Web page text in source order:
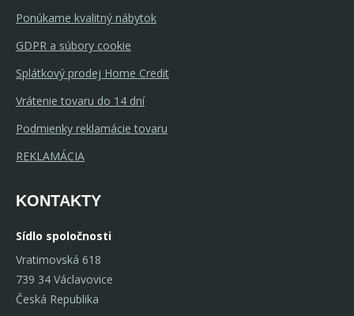
Ponúkame kvalitný nábytok
GDPR a súbory cookie
Splátkový prodej Home Credit
Vrátenie tovaru do 14 dní
Podmienky reklamácie tovaru
REKLAMÁCIA
KONTAKTY
Sídlo spoločnosti
Vratimovská 618
739 34 Václavovice
Česká Republika